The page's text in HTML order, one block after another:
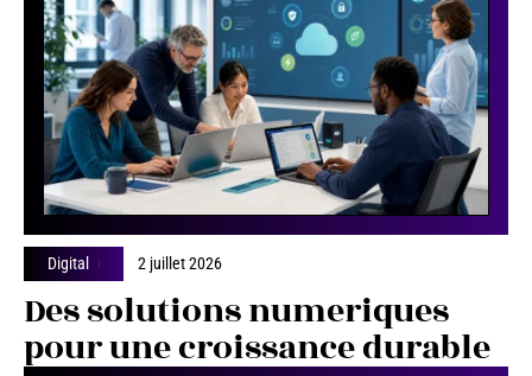
Digital 2 juillet 2026
Des solutions numeriques
pour une croissance durable